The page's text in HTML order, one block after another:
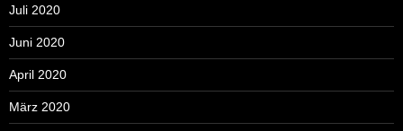
Juli 2020
Juni 2020
April 2020
März 2020